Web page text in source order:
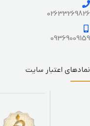
02633269826
09369009159
نمادهای اعتبار سایت